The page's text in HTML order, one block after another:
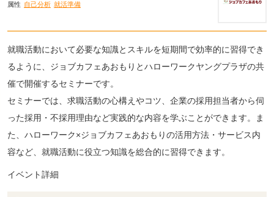
属性 自己分析 就活準備
就職活動において必要な知識とスキルを短期間で効率的に習得でき
るように、ジョブカフェあおもりとハローワークヤングプラザの共
催で開催するセミナーです。
セミナーでは、求職活動の心構えやコツ、企業の採用担当者から伺
った採用・不採用理由など実践的な内容を学ぶことができます。ま
た、ハローワーク×ジョブカフェあおもりの活用方法・サービス内
容など、就職活動に役立つ知識を総合的に習得できます。
イベント詳細